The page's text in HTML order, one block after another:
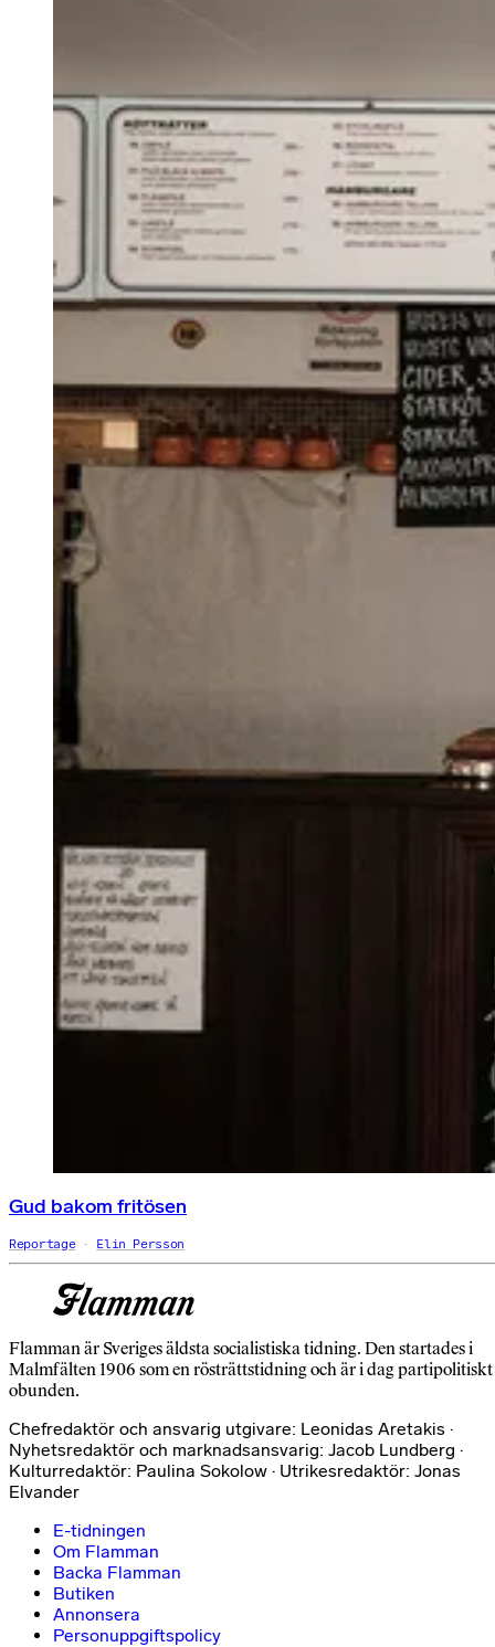
Gud bakom fritösen
Reportage Elin Persson
Flamman är Sveriges äldsta socialistiska tidning. Den startades i
Malmfälten 1906 som en rösträttstidning och är i dag partipolitiskt
obunden.
Chefredaktör och ansvarig utgivare: Leonidas Aretakis ·
Nyhetsredaktör och marknadsansvarig: Jacob Lundberg ·
Kulturredaktör: Paulina Sokolow · Utrikesredaktör: Jonas
Elvander
E-tidningen
Om Flamman
Backa Flamman
Butiken
Annonsera
Personuppgiftspolicy